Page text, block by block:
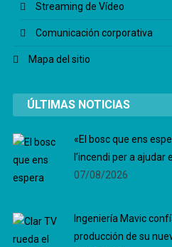
Streaming de Vídeo
Comunicación corporativa
Mapa del sitio
ÚLTIMAS NOTICIAS
«El bosc que ens
l’incendi per a ajudar
07/08/2026
Ingeniería Mavic
producción de su